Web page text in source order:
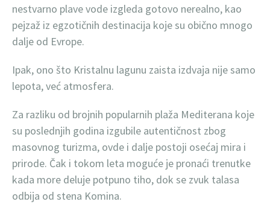
nestvarno plave vode izgleda gotovo nerealno, kao
pejzaž iz egzotičnih destinacija koje su obično mnogo
dalje od Evrope.
Ipak, ono što Kristalnu lagunu zaista izdvaja nije samo
lepota, već atmosfera.
Za razliku od brojnih popularnih plaža Mediterana koje
su poslednjih godina izgubile autentičnost zbog
masovnog turizma, ovde i dalje postoji osećaj mira i
prirode. Čak i tokom leta moguće je pronaći trenutke
kada more deluje potpuno tiho, dok se zvuk talasa
odbija od stena Komina.